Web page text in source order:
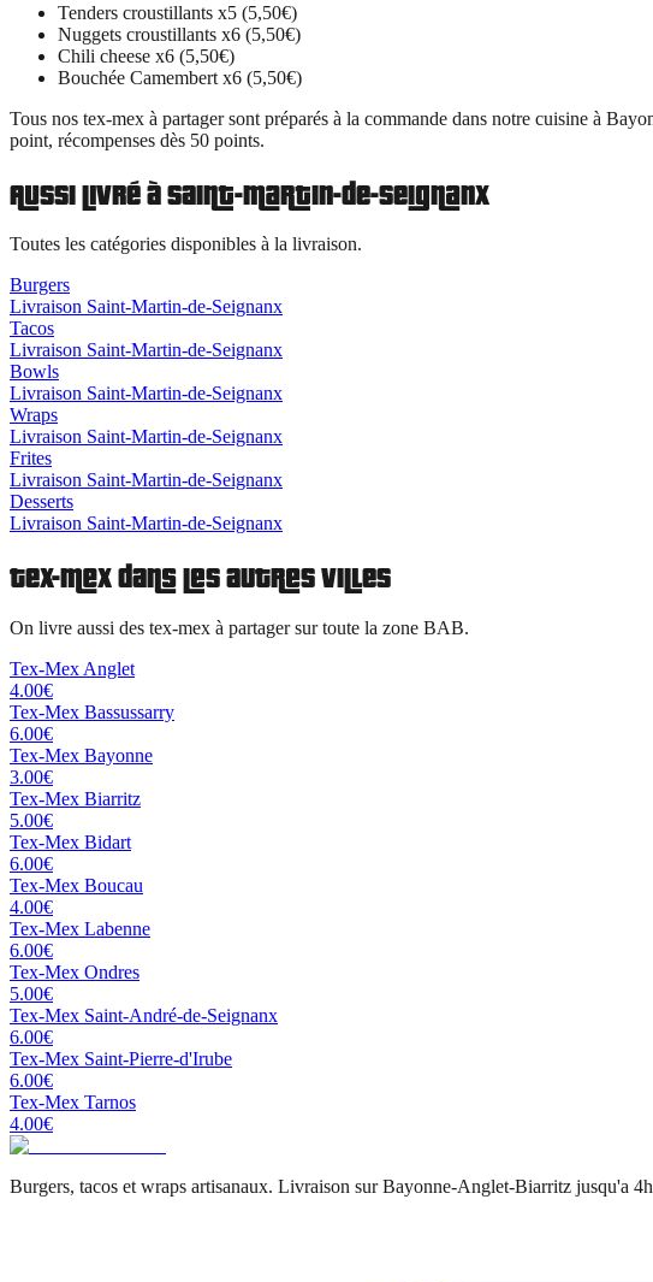
Tenders croustillants x5 (5,50€)
Nuggets croustillants x6 (5,50€)
Chili cheese x6 (5,50€)
Bouchée Camembert x6 (5,50€)
Tous nos tex-mex à partagersont préparés à la commande dans notre cuisine à
point, récompenses dès 50 points.
Aussi livré àSaint-Martin-de-Seignanx
Toutes les catégories disponibles à la livraison.
Burgers
Livraison Saint-Martin-de-Seignanx
Tacos
Livraison Saint-Martin-de-Seignanx
Bowls
Livraison Saint-Martin-de-Seignanx
Wraps
Livraison Saint-Martin-de-Seignanx
Frites
Livraison Saint-Martin-de-Seignanx
Desserts
Livraison Saint-Martin-de-Seignanx
Tex-Mexdans les autres villes
On livre aussi des tex-mex à partagersur toute la zone BAB.
Tex-Mex Anglet
4.00€
Tex-Mex Bassussarry
6.00€
Tex-Mex Bayonne
3.00€
Tex-Mex Biarritz
5.00€
Tex-Mex Bidart
6.00€
Tex-Mex Boucau
4.00€
Tex-Mex Labenne
6.00€
Tex-Mex Ondres
5.00€
Tex-Mex Saint-André-de-Seignanx
6.00€
Tex-Mex Saint-Pierre-d'Irube
6.00€
Tex-Mex Tarnos
4.00€
Burgers, tacos et wraps artisanaux. Livraison sur Bayonne-Anglet-Biarritz jusqu'a